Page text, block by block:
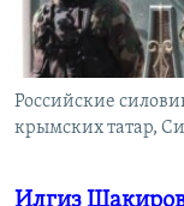
ПОБЕДИТЕЛЕЙ НЕ
ELIFBE
ПРИСОЕДИНЯЙТЕСЬ!
Российские
крымских татар,